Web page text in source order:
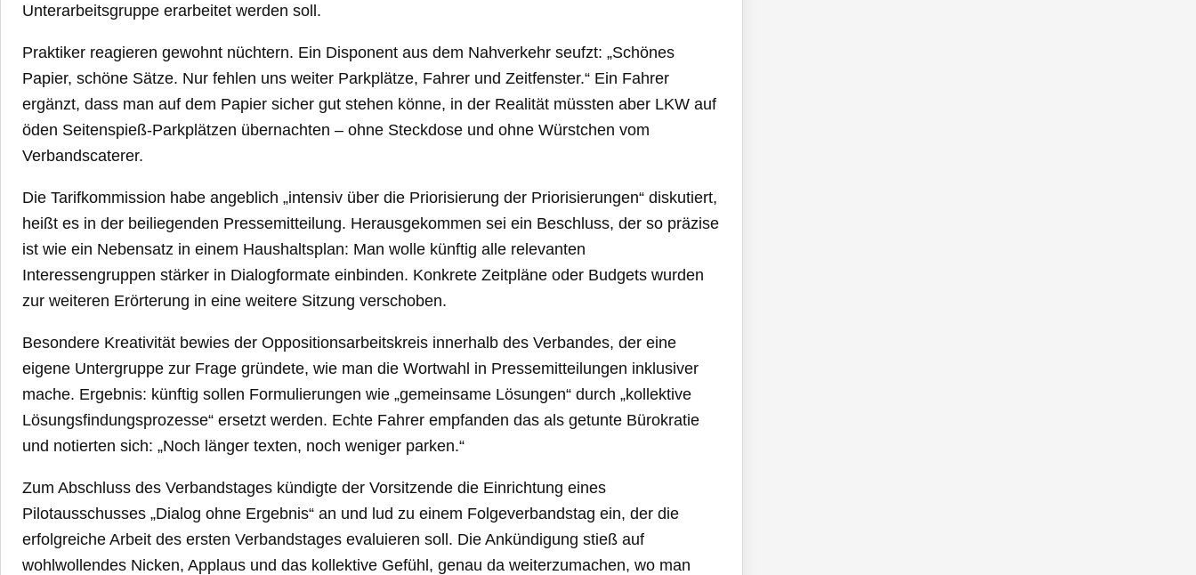
Unterarbeitsgruppe erarbeitet werden soll.
Praktiker reagieren gewohnt nüchtern. Ein Disponent aus dem Nahverkehr seufzt: „Schönes
Papier, schöne Sätze. Nur fehlen uns weiter Parkplätze, Fahrer und Zeitfenster.“ Ein Fahrer
ergänzt, dass man auf dem Papier sicher gut stehen könne, in der Realität müssten aber LKW auf
öden Seitenspieß-Parkplätzen übernachten – ohne Steckdose und ohne Würstchen vom
Verbandscaterer.
Die Tarifkommission habe angeblich „intensiv über die Priorisierung der Priorisierungen“ diskutiert,
heißt es in der beiliegenden Pressemitteilung. Herausgekommen sei ein Beschluss, der so präzise
ist wie ein Nebensatz in einem Haushaltsplan: Man wolle künftig alle relevanten
Interessengruppen stärker in Dialogformate einbinden. Konkrete Zeitpläne oder Budgets wurden
zur weiteren Erörterung in eine weitere Sitzung verschoben.
Besondere Kreativität bewies der Oppositionsarbeitskreis innerhalb des Verbandes, der eine
eigene Untergruppe zur Frage gründete, wie man die Wortwahl in Pressemitteilungen inklusiver
mache. Ergebnis: künftig sollen Formulierungen wie „gemeinsame Lösungen“ durch „kollektive
Lösungsfindungsprozesse“ ersetzt werden. Echte Fahrer empfanden das als getunte Bürokratie
und notierten sich: „Noch länger texten, noch weniger parken.“
Zum Abschluss des Verbandstages kündigte der Vorsitzende die Einrichtung eines
Pilotausschusses „Dialog ohne Ergebnis“ an und lud zu einem Folgeverbandstag ein, der die
erfolgreiche Arbeit des ersten Verbandstages evaluieren soll. Die Ankündigung stieß auf
wohlwollendes Nicken, Applaus und das kollektive Gefühl, genau da weiterzumachen, wo man